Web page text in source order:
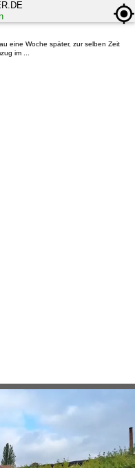
eine Woche später, zur selben Zeit
im ...